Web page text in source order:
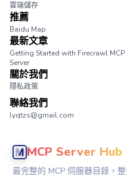
雲端儲存
推薦
Baidu Map
最新文章
Getting Started with Firecrawl MCP
Server
關於我們
隱私政策
聯絡我們
lyqtzs@gmail.com
MCP Server Hub
最完整的 MCP 伺服器目錄，